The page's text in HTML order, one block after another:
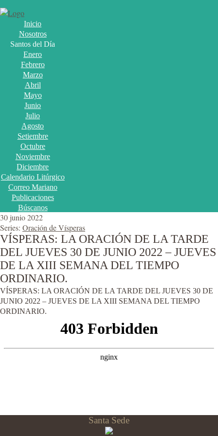
Inicio
Nosotros
Santos del Día
Enero
Febrero
Marzo
Abril
Mayo
Junio
Julio
Agosto
Setiembre
Octubre
Noviembre
Diciembre
Calendario Litúrgico
Correo Mariano
Publicaciones
Búscanos
30 junio 2022
Series: Oración de Vísperas
VÍSPERAS: LA ORACIÓN DE LA TARDE
DEL JUEVES 30 DE JUNIO 2022 – JUEVES
DE LA XIII SEMANA DEL TIEMPO
ORDINARIO.
VÍSPERAS: LA ORACIÓN DE LA TARDE DEL JUEVES 30 DE
JUNIO 2022 – JUEVES DE LA XIII SEMANA DEL TIEMPO
ORDINARIO.
Santa Sede